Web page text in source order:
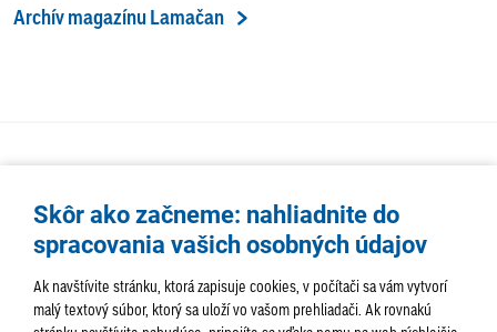
Archív magazínu Lamačan
Skôr ako začneme: nahliadnite do
spracovania vašich osobných údajov
Ak navštívite stránku, ktorá zapisuje cookies, v počítači sa vám vytvorí
malý textový súbor, ktorý sa uloží vo vašom prehliadači. Ak rovnakú